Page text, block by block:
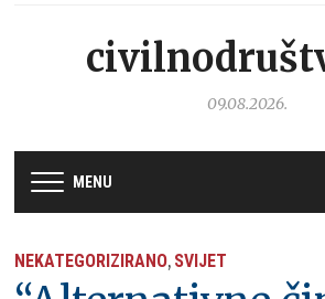
09.08.2026.
MENU
NEKATEGORIZIRANO, SVIJET